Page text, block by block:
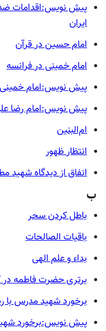
پیش نویس:اقدامات ضد
ایران
امام حسین در قرآن
امام خمینی در فرانسه
پیش نویس:امام خمینی
پیش نویس:امام رضا
ام‌البنین
انتظار ظهور
انفاق از دیدگاه شهید
ب
باطل کردن سحر
باقیات الصالحات
بداء و علم الهی
برتری حضرت فاطمه در
برخورد شهید مدرس با
پیش نویس:برخورد